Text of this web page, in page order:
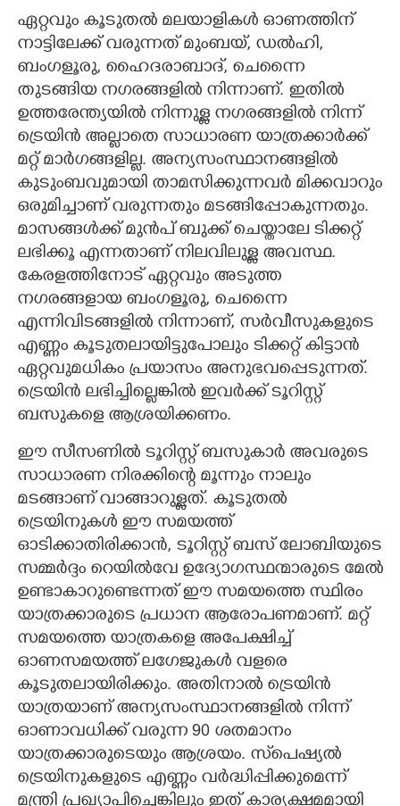
ഏറ്റവും കൂടുതൽ മലയാളികൾ ഓണത്തിന്
നാട്ടിലേക്ക് വരുന്നത് മുംബയ്, ഡൽഹി,
ബംഗളൂരു, ഹൈദരാബാദ്, ചെന്നൈ
തുടങ്ങിയ നഗരങ്ങളിൽ നിന്നാണ്. ഇതിൽ
ഉത്തരേന്ത്യയിൽ നിന്നുള്ള നഗരങ്ങളിൽ നിന്ന്
ട്രെയിൻ അല്ലാതെ സാധാരണ യാത്രക്കാർക്ക്
മറ്റ് മാർഗങ്ങളില്ല. അന്യസംസ്ഥാനങ്ങളിൽ
കുടുംബവുമായി താമസിക്കുന്നവർ മിക്കവാറും
ഒരുമിച്ചാണ് വരുന്നതും മടങ്ങിപ്പോകുന്നതും.
മാസങ്ങൾക്ക് മുൻപ് ബുക്ക് ചെയ്താലേ ടിക്കറ്റ്
ലഭിക്കൂ എന്നതാണ് നിലവിലുള്ള അവസ്ഥ.
കേരളത്തിനോട് ഏറ്റവും അടുത്ത
നഗരങ്ങളായ ബംഗളൂരു, ചെന്നൈ
എന്നിവിടങ്ങളിൽ നിന്നാണ്, സർവീസുകളുടെ
എണ്ണം കൂടുതലായിട്ടുപോലും ടിക്കറ്റ് കിട്ടാൻ
ഏറ്റവുമധികം പ്രയാസം അനുഭവപ്പെടുന്നത്.
ട്രെയിൻ ലഭിച്ചില്ലെങ്കിൽ ഇവർക്ക് ടൂറിസ്റ്റ്
ബസുകളെ ആശ്രയിക്കണം.
ഈ സീസണിൽ ടൂറിസ്റ്റ് ബസുകാർ അവരുടെ
സാധാരണ നിരക്കിന്റെ മൂന്നും നാലും
മടങ്ങാണ് വാങ്ങാറുള്ളത്. കൂടുതൽ
ട്രെയിനുകൾ ഈ സമയത്ത്
ഓടിക്കാതിരിക്കാൻ, ടൂറിസ്റ്റ് ബസ് ലോബിയുടെ
സമ്മർദ്ദം റെയിൽവേ ഉദ്യോഗസ്ഥന്മാരുടെ മേൽ
ഉണ്ടാകാറുണ്ടെന്നത് ഈ സമയത്തെ സ്ഥിരം
യാത്രക്കാരുടെ പ്രധാന ആരോപണമാണ്. മറ്റ്
സമയത്തെ യാത്രകളെ അപേക്ഷിച്ച്
ഓണസമയത്ത് ലഗേജുകൾ വളരെ
കൂടുതലായിരിക്കും. അതിനാൽ ട്രെയിൻ
യാത്രയാണ് അന്യസംസ്ഥാനങ്ങളിൽ നിന്ന്
ഓണാവധിക്ക് വരുന്ന 90 ശതമാനം
യാത്രക്കാരുടെയും ആശ്രയം. സ്‌പെഷ്യൽ
ട്രെയിനുകളുടെ എണ്ണം വർദ്ധിപ്പിക്കുമെന്ന്